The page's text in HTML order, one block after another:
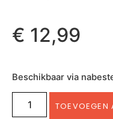
€ 12,99
Beschikbaar via
TOEVOEGEN